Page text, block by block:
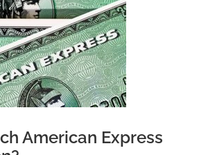
American Express